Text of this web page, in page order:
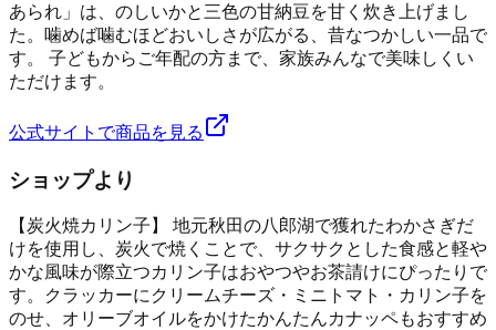
あられ」は、のしいかと三色の甘納豆を甘く炊き上げまし
た。噛めば噛むほどおいしさが広がる、昔なつかしい一品で
す。 子どもからご年配の方まで、家族みんなで美味しくい
ただけます。
公式サイトで商品を見る
ショップより
【炭火焼カリン子】 地元秋田の八郎湖で獲れたわかさぎだ
けを使用し、炭火で焼くことで、サクサクとした食感と軽や
かな風味が際立つカリン子はおやつやお茶請けにぴったりで
す。クラッカーにクリームチーズ・ミニトマト・カリン子を
のせ、オリーブオイルをかけたかんたんカナッペもおすすめ